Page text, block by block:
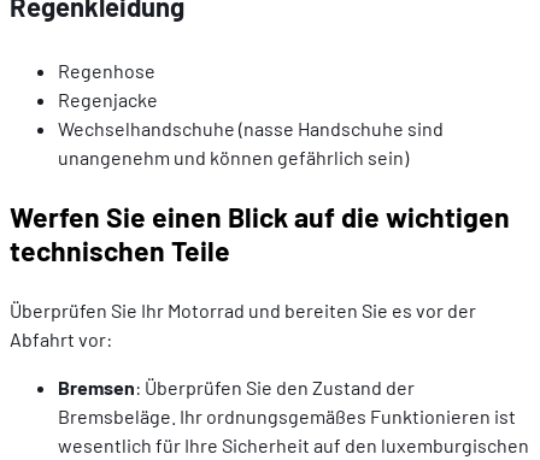
Regenhose
Regenjacke
Wechselhandschuhe (nasse Handschuhe sind
unangenehm und können gefährlich sein)
Werfen Sie einen Blick auf die wichtigen
technischen Teile
Überprüfen Sie Ihr Motorrad und bereiten Sie es vor der
Abfahrt vor:
Bremsen: Überprüfen Sie den Zustand der
Bremsbeläge. Ihr ordnungsgemäßes Funktionieren ist
wesentlich für Ihre Sicherheit auf den luxemburgischen